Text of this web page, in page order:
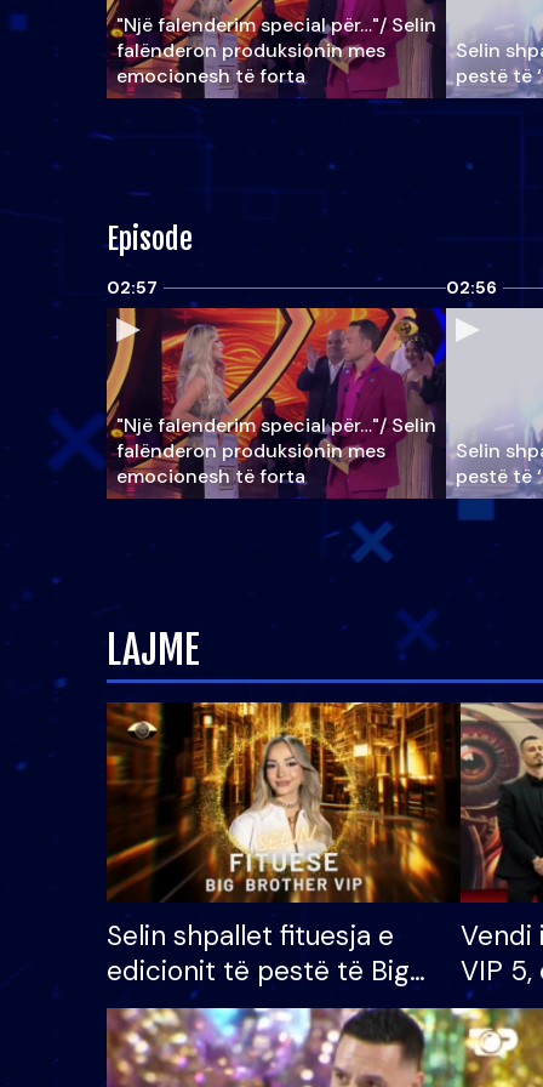
"Një falenderim special për…"/ Selin
falënderon produksionin mes
emocionesh të forta
Selin
pestë të
Episode
02:57
"Një falenderim special për…"/ Selin
falënderon produksionin mes
emocionesh të forta
02:56
Selin
pestë të
LAJME
Selin shpallet fituesja e
edicionit të pestë të Big
Brother VIP, rrëmben
çmimin e madh prej 100
mijë eurosh
Vendi
VIP